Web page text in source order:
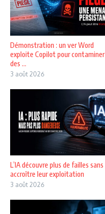
Démonstration : un ver Word
exploite Copilot pour contaminer
des ...
3 août 2026
L’IA découvre plus de failles sans
accroître leur exploitation
3 août 2026